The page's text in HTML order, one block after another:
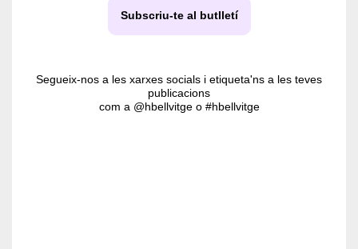
Subscriu-te al butlletí
Segueix-nos a les xarxes socials i etiqueta'ns a les teves
publicacions
com a @hbellvitge o #hbellvitge